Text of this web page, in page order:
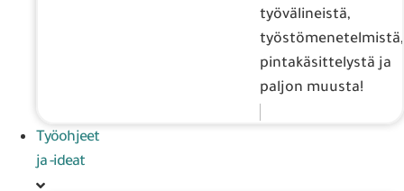
työvälineistä,
työstömenetelmistä,
pintakäsittelystä ja
paljon muusta!
Työohjeet
ja -ideat